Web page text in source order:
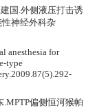
国.外侧液压打击诱
神经外科杂
anesthesia for
type
偏侧恒河猴帕